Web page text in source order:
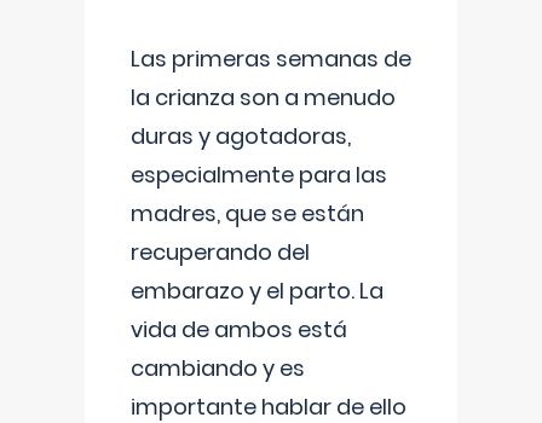
Las primeras semanas de
la crianza son a menudo
duras y agotadoras,
especialmente para las
madres, que se están
recuperando del
embarazo y el parto. La
vida de ambos está
cambiando y es
importante hablar de ello